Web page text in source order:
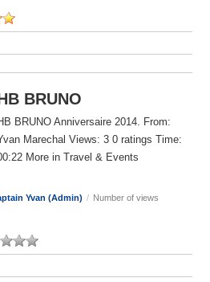
BRUNO
BRUNO Anniversaire 2014. From:
Marechal Views: 3 0 ratings Time:
More in Travel & Events
Yvan (Admin) / Number of views